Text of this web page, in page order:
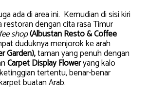
ada di area ini. Kemudian di sisi kiri
restoran dengan cita rasa Timur
shop(Albustan Resto & Coffee
duduknya menjorok ke arah
Garden),taman yang penuh dengan
Carpet Display Floweryang kalo
tertentu, benar-benar
buatan Arab.